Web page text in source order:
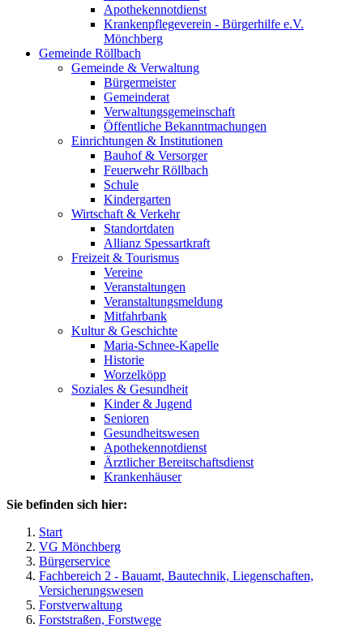
Apothekennotdienst
Krankenpflegeverein - Bürgerhilfe e.V.
Mönchberg
Gemeinde Röllbach
Gemeinde & Verwaltung
Bürgermeister
Gemeinderat
Verwaltungsgemeinschaft
Öffentliche Bekanntmachungen
Einrichtungen & Institutionen
Bauhof & Versorger
Feuerwehr Röllbach
Schule
Kindergarten
Wirtschaft & Verkehr
Standortdaten
Allianz Spessartkraft
Freizeit & Tourismus
Vereine
Veranstaltungen
Veranstaltungsmeldung
Mitfahrbank
Kultur & Geschichte
Maria-Schnee-Kapelle
Historie
Worzelköpp
Soziales & Gesundheit
Kinder & Jugend
Senioren
Gesundheitswesen
Apothekennotdienst
Ärztlicher Bereitschaftsdienst
Krankenhäuser
Sie befinden sich hier:
Start
VG Mönchberg
Bürgerservice
Fachbereich 2 - Bauamt, Bautechnik, Liegenschaften,
Versicherungswesen
Forstverwaltung
Forststraßen, Forstwege